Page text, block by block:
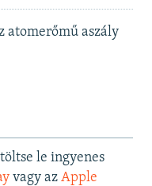
atomerőmű aszály
le ingyenes
vagy az Apple